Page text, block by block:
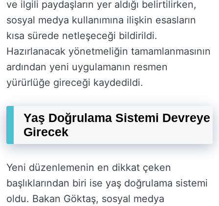
ve ilgili paydaşların yer aldığı belirtilirken,
sosyal medya kullanımına ilişkin esasların
kısa sürede netleşeceği bildirildi.
Hazırlanacak yönetmeliğin tamamlanmasının
ardından yeni uygulamanın resmen
yürürlüğe gireceği kaydedildi.
Yaş Doğrulama Sistemi Devreye
Girecek
Yeni düzenlemenin en dikkat çeken
başlıklarından biri ise yaş doğrulama sistemi
oldu. Bakan Göktaş, sosyal medya